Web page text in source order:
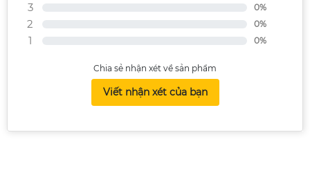
3 0%
2 0%
1 0%
Chia sẻ nhận xét về sản phẩm
Viết nhận xét của bạn